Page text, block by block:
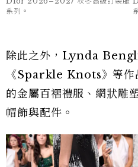
系列。
除此之外，Lynda
《Sparkle Knots》等作
的金屬百褶禮服、網狀雕
帽飾與配件。